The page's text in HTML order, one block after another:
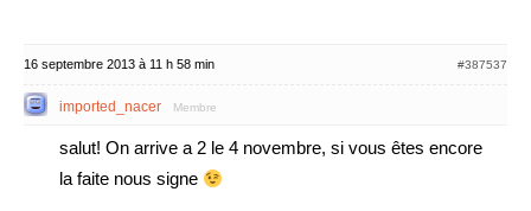
16 septembre 2013 à 11 h 58 min #387537
imported_nacer Membre
salut! On arrive a 2 le 4 novembre, si vous êtes encore
la faite nous signe